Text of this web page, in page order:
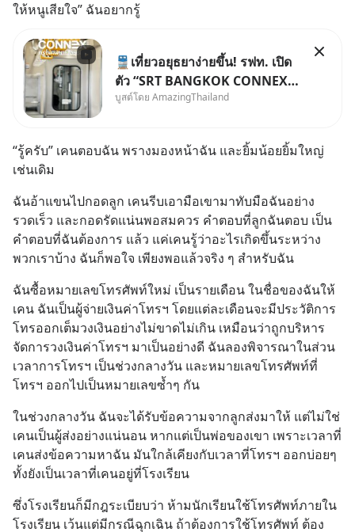
ให้หนูเสียใจ” ฉันอยากรู้
🚆เที่ยวอยุธยาง่ายขึ้น! รฟท. เปิด
ตัว “SRT BANGKOK CONNEX”
รถไฟชานเมืองปรับอากาศ เชื่อม
ทุกคนได้มาร่วมประสบการณ์ไป
ด้วยกัน ตั้งแค่วันที่ 1 สิงหาคม
บูสต์โดย AmazingThailand
“รู้ครับ” เคนตอบฉัน พรางมองหน้าฉัน และยิ้มน้อยยิ้มใหญ่
เช่นเดิม
ฉันอ้าแขนไปกอดลูก เคนรีบเอามือเขามาทับมือฉันอย่าง
รวดเร็ว และกอดรัดแน่นพอสมควร คำตอบที่ลูกฉันตอบ เป็น
คำตอบที่ฉันต้องการ แล้ว แค่เคนรู้ว่าอะไรเกิดขึ้นระหว่าง
พวกเราบ้าง ฉันก็พอใจ เพียงพอแล้วจริง ๆ สำหรับฉัน
ฉันซื้อหมายเลขโทรศัพท์ใหม่ เป็นรายเดือน ในชื่อของฉันให้
เคน ฉันเป็นผู้จ่ายเงินค่าโทรฯ โดยแต่ละเดือนจะมีประวัติการ
โทรออกเต็มวงเงินอย่างไม่ขาดไม่เกิน เหมือนว่าถูกบริหาร
จัดการวงเงินค่าโทรฯ มาเป็นอย่างดี ฉันลองพิจารณาในส่วน
เวลาการโทรฯ เป็นช่วงกลางวัน และหมายเลขโทรศัพท์ที่
โทรฯ ออกไปเป็นหมายเลขซ้ำๆ กัน
ในช่วงกลางวัน ฉันจะได้รับข้อความจากลูกส่งมาให้ แต่ไม่ใช่
เคนเป็นผู้ส่งอย่างแน่นอน หากแต่เป็นพ่อของเขา เพราะเวลาที่
เคนส่งข้อความหาฉัน มันใกล้เคียงกับเวลาที่โทรฯ ออกบ่อยๆ
ทั้งยังเป็นเวลาที่เคนอยู่ที่โรงเรียน
ซึ่งโรงเรียนก็มีกฎระเบียบว่า ห้ามนักเรียนใช้โทรศัพท์ภายใน
โรงเรียน เว้นแต่มีกรณีฉุกเฉิน ถ้าต้องการใช้โทรศัพท์ ต้อง